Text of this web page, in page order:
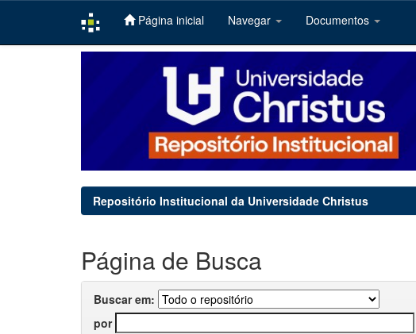
Página inicial Navegar Documentos
Repositório Institucional da Universidade Christus
Página de Busca
Buscar em:
por